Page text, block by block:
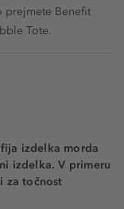
prejmete Benefit
Tote.
izdelka morda
izdelka. V primeru
za točnost